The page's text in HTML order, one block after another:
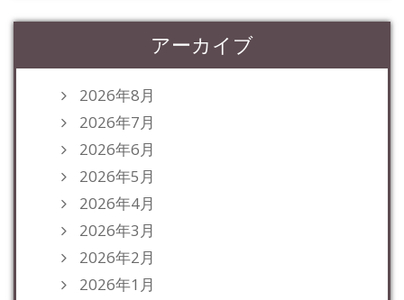
アーカイブ
2026年8月
2026年7月
2026年6月
2026年5月
2026年4月
2026年3月
2026年2月
2026年1月